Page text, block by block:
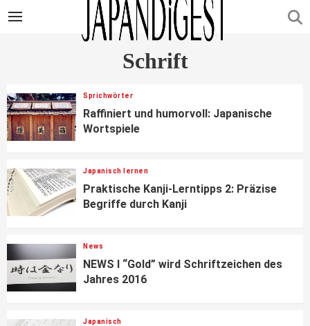
Schrift
Sprichwörter
Raffiniert und humorvoll: Japanische
Wortspiele
Japanisch lernen
Praktische Kanji-Lerntipps 2: Präzise
Begriffe durch Kanji
News
NEWS I “Gold” wird Schriftzeichen des
Jahres 2016
Japanisch